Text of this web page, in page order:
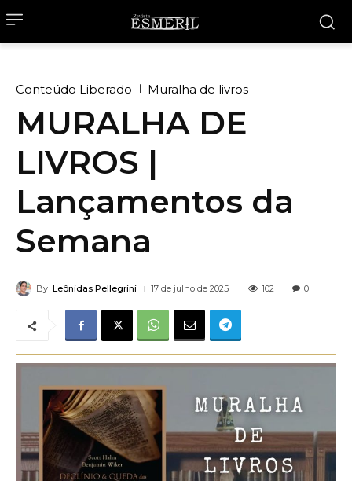
Conteúdo Liberado Muralha de livros
MURALHA DE
LIVROS |
Lançamentos da
Semana
By Leônidas Pellegrini 17 de julho de 2025 102 0